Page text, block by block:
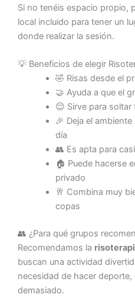
Si no tenéis espacio propio,
local incluido para tener un
donde realizar la sesión.
💡 Beneficios de elegir
🤣 Risas desde el
🤝 Ayuda a que el
😌 Sirve para
🎉 Deja el
día
👥 Es apta para
🏠 Puede hacerse
privado
🥂 Combina muy
copas
👥 ¿Para qué grupos
Recomendamos la
buscan una actividad
necesidad de hacer
demasiado.